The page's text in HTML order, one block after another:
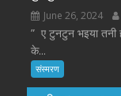
June 26, 2024
” ए टुनटुन भइया तनी
के...
संस्मरण